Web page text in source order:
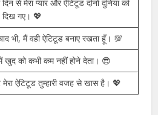
गया है। 💖
तुम्हारा प्यार मुझे कभी कमजोर नहीं कर
सकता। 💥
में तुम हमेशा मेरे साथ रहोगे। 😘
से मेरा प्यार और ऐटिटूड दोनों दुनिया को